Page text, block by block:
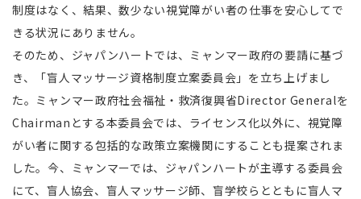
制度はなく、結果、数少ない視覚障がい者の仕事を安心してで
きる状況にありません。
そのため、ジャパンハートでは、ミャンマー政府の要請に基づ
き、「盲人マッサージ資格制度立案委員会」を立ち上げまし
た。ミャンマー政府社会福祉・救済復興省Director Generalを
Chairmanとする本委員会では、ライセンス化以外に、視覚障
がい者に関する包括的な政策立案機関にすることも提案されま
した。今、ミャンマーでは、ジャパンハートが主導する委員会
にて、盲人協会、盲人マッサージ師、盲学校らとともに盲人マ